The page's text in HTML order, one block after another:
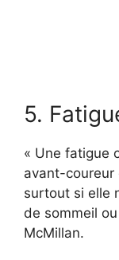
5.
« Une fatigue
avant-coureur
surtout si elle
de sommeil
McMillan.